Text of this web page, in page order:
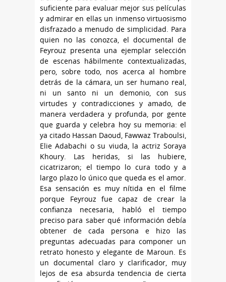
suficiente para evaluar mejor sus películas
y admirar en ellas un inmenso virtuosismo
disfrazado a menudo de simplicidad. Para
quien no las conozca, el documental de
Feyrouz presenta una ejemplar selección
de escenas hábilmente contextualizadas,
pero, sobre todo, nos acerca al hombre
detrás de la cámara, un ser humano real,
ni un santo ni un demonio, con sus
virtudes y contradicciones y amado, de
manera verdadera y profunda, por gente
que guarda y celebra hoy su memoria: el
ya citado Hassan Daoud, Fawwaz Traboulsi,
Elie Adabachi o su viuda, la actriz Soraya
Khoury. Las heridas, si las hubiere,
cicatrizaron; el tiempo lo cura todo y a
largo plazo lo único que queda es el amor.
Esa sensación es muy nítida en el filme
porque Feyrouz fue capaz de crear la
confianza necesaria, habló el tiempo
preciso para saber qué información debía
obtener de cada persona e hizo las
preguntas adecuadas para componer un
retrato honesto y elegante de Maroun. Es
un documental claro y clarificador, muy
lejos de esa absurda tendencia de cierta